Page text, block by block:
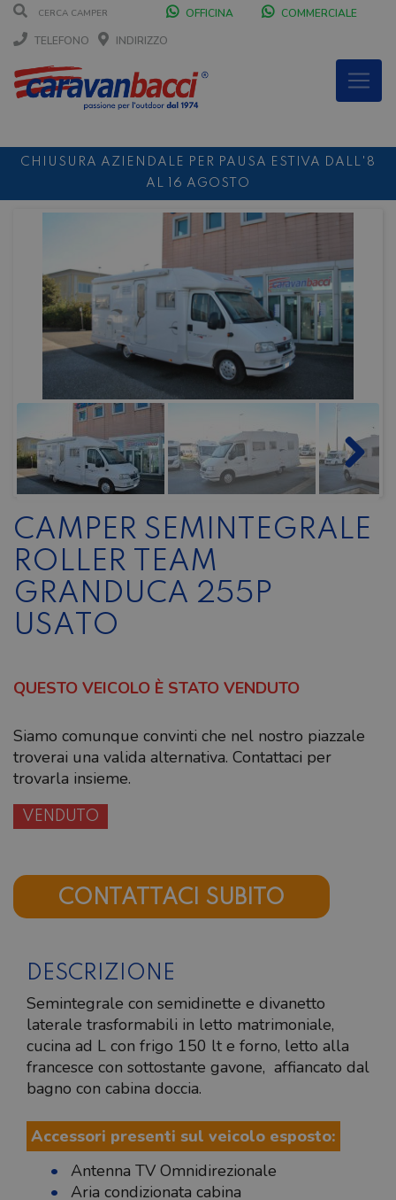
OFFICINA
COMMERCIALE
TELEFONO
INDIRIZZO
CHIUSURA AZIENDALE PER PAUSA ESTIVA DALL'8
AL 16 AGOSTO
DURANTE IL MESE DI AGOSTO SIAMO CHIUSI IL
SABATO POMERIGGIO
SCONTO 10% NOLEGGIO ENTRO IL 31.08PER I
NOLEGGI DI SETTEMBRE
CAMPER SEMINTEGRALE
ROLLER TEAM
GRANDUCA 255P
USATO
QUESTO VEICOLO È STATO VENDUTO
Siamo comunque convinti che nel nostro piazzale
troverai una valida alternativa. Contattaci per
trovarla insieme.
VENDUTO
CONTATTACI SUBITO
DESCRIZIONE
Semintegrale con semidinette e divanetto
laterale trasformabili in letto matrimoniale,
cucina ad L con frigo 150 lt e forno, letto alla
francesce con sottostante gavone, affiancato dal
bagno con cabina doccia.
Accessori presenti sul veicolo esposto:
Antenna TV Omnidirezionale
Aria condizionata cabina